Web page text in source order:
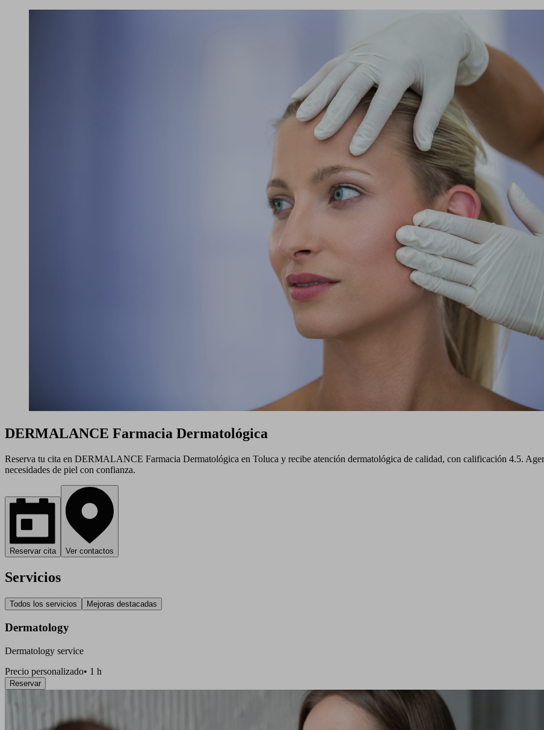
DERMALANCE Farmacia Dermatológica
Reserva tu cita en DERMALANCE Farmacia Dermatológica en Toluca y recibe atención dermatológica de calidad, con calificación 4.5.
necesidades de piel con confianza.
Reservar cita Ver contactos
Servicios
Todos los servicios Mejoras destacadas
Dermatology
Dermatology service
Precio personalizado• 1 h
Reservar